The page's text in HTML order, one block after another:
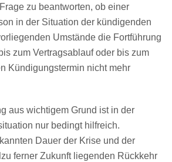
zu beantworten, ob einer
in der Situation der kündigenden
Umstände die Fortführung
zum Vertragsablauf oder bis zum
Kündigungstermin nicht mehr
aus wichtigem Grund ist in der
nur bedingt hilfreich.
Dauer der Krise und der
ferner Zukunft liegenden Rückkehr